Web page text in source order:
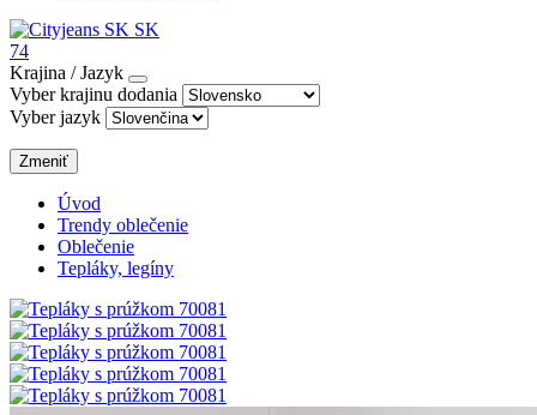
SK
74
Krajina / Jazyk
Vyber krajinu dodania
Vyber jazyk
Zmeniť
Úvod
Trendy oblečenie
Oblečenie
Tepláky, legíny